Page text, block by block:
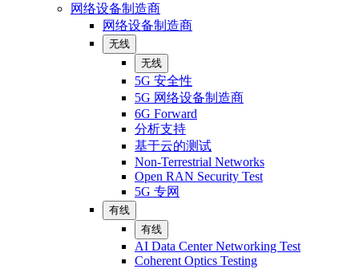
网络设备制造商
网络设备制造商
无线
无线
5G 安全性
5G 网络设备制造商
6G Forward
分析支持
基于云的测试
Non-Terrestrial Networks
Open RAN Security Test
5G 专网
有线
有线
AI Data Center Networking Test
Coherent Optics Testing